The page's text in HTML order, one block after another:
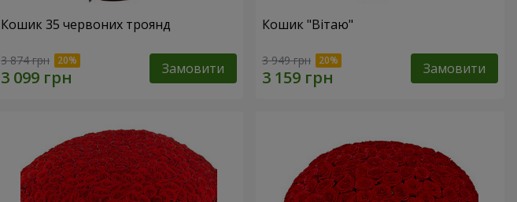
Кошик 35 червоних троянд
3 874 грн Замовити
Кошик "Вітаю"
3 949 грн Замовити